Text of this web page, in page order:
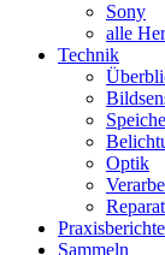
Sony
alle
Technik
Optik
Praxisberichte
Sammeln